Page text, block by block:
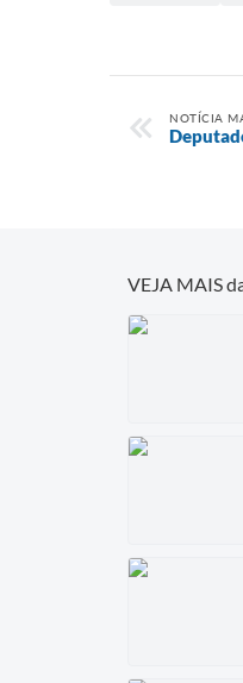
NOTÍCIA
VEJA MAIS